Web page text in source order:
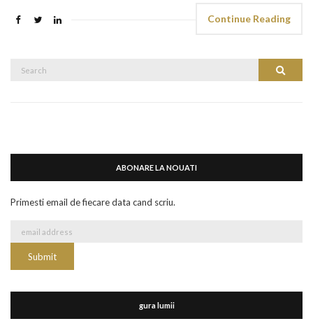
Continue Reading
Search
ABONARE LA NOUATI
Primesti email de fiecare data cand scriu.
gura lumii